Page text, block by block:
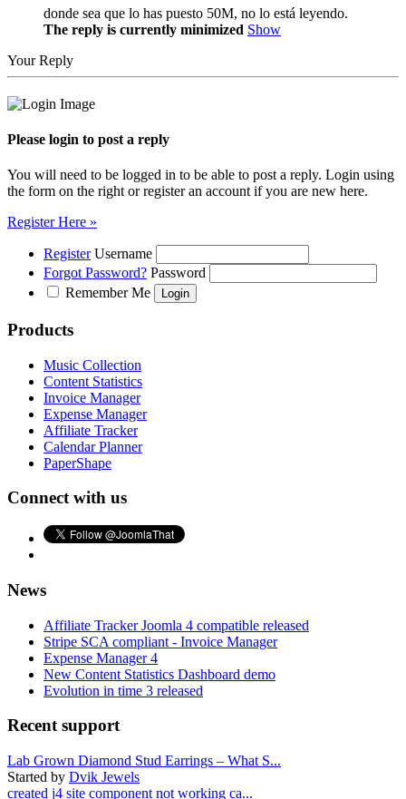
donde sea que lo has puesto 50M, no lo está leyendo.
The reply is currently minimized Show
Your Reply
Please login to post a reply
You will need to be logged in to be able to post a reply. Login using
the form on the right or register an account if you are new here.
Register Here »
Register Username
Forgot Password? Password
Remember Me
Products
Music Collection
Content Statistics
Invoice Manager
Expense Manager
Affiliate Tracker
Calendar Planner
PaperShape
Connect with us
News
Affiliate Tracker Joomla 4 compatible released
Stripe SCA compliant - Invoice Manager
Expense Manager 4
New Content Statistics Dashboard demo
Evolution in time 3 released
Recent support
Lab Grown Diamond Stud Earrings – What S...
Started by Dvik Jewels
created j4 site component not working ca...